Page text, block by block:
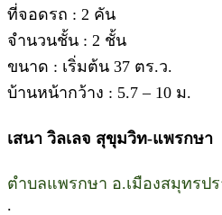
ที่จอดรถ : 2 คัน
จำนวนชั้น : 2 ชั้น
ขนาด : เริ่มต้น 37 ตร.ว.
บ้านหน้ากว้าง : 5.7 – 10 ม.
เสนา วิลเลจ สุขุมวิท-แพรกษา
ตำบลแพรกษา อ.เมืองสมุทรป
.